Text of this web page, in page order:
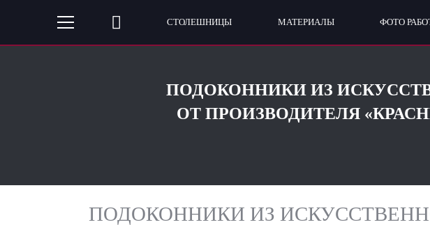
СТОЛЕШНИЦЫ МАТЕРИАЛЫ ФОТО
ПОДОКОННИКИ ИЗ
ОТ ПРОИЗВОДИТЕЛЯ
ПОДОКОННИКИ ИЗ